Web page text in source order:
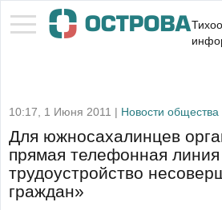
10:17, 1 Июня 2011 | Новости
Для южносахалинцев
прямая телефонная
трудоустройство
граждан»